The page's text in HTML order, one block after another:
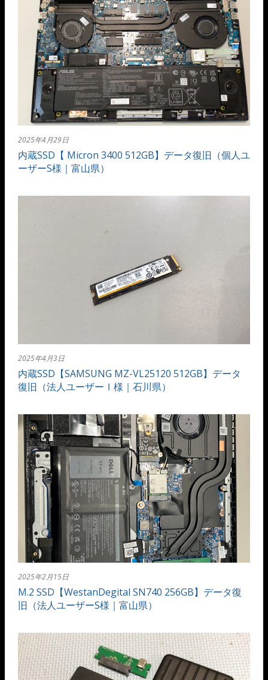
2025年4月29日
内蔵SSD【 Micron 3400 512GB】データ復旧（個人ユ
ーザーS様｜富山県）
2025年4月3日
内蔵SSD【SAMSUNG MZ-VL25120 512GB】データ
復旧（法人ユーザーⅠ様｜石川県）
2025年2月15日
M.2 SSD【WestanDegital SN740 256GB】データ復
旧（法人ユーザーS様｜富山県）